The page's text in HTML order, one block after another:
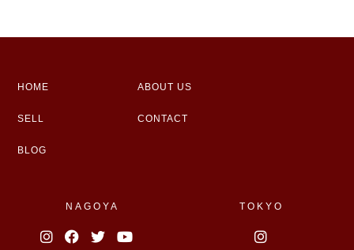
HOME ABOUT US
SELL CONTACT
BLOG
NAGOYA TOKYO